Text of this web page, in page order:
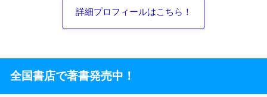
詳細プロフィールはこちら！
全国書店で著書発売中！